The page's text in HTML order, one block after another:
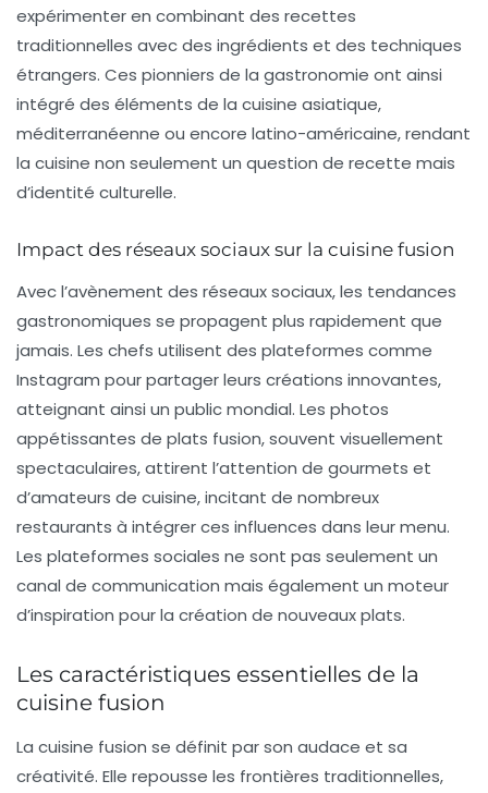
expérimenter en combinant des recettes
traditionnelles avec des ingrédients et des techniques
étrangers. Ces pionniers de la gastronomie ont ainsi
intégré des éléments de la cuisine asiatique,
méditerranéenne ou encore latino-américaine, rendant
la cuisine non seulement un question de recette mais
d’identité culturelle.
Impact des réseaux sociaux sur la cuisine fusion
Avec l’avènement des réseaux sociaux, les tendances
gastronomiques se propagent plus rapidement que
jamais. Les chefs utilisent des plateformes comme
Instagram pour partager leurs créations innovantes,
atteignant ainsi un public mondial. Les photos
appétissantes de plats fusion, souvent visuellement
spectaculaires, attirent l’attention de gourmets et
d’amateurs de cuisine, incitant de nombreux
restaurants à intégrer ces influences dans leur menu.
Les plateformes sociales ne sont pas seulement un
canal de communication mais également un moteur
d’inspiration pour la création de nouveaux plats.
Les caractéristiques essentielles de la
cuisine fusion
La cuisine fusion se définit par son audace et sa
créativité. Elle repousse les frontières traditionnelles,